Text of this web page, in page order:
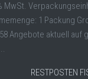
MwSt.
1 Packung
Angebote aktuell auf
RESTPOSTEN